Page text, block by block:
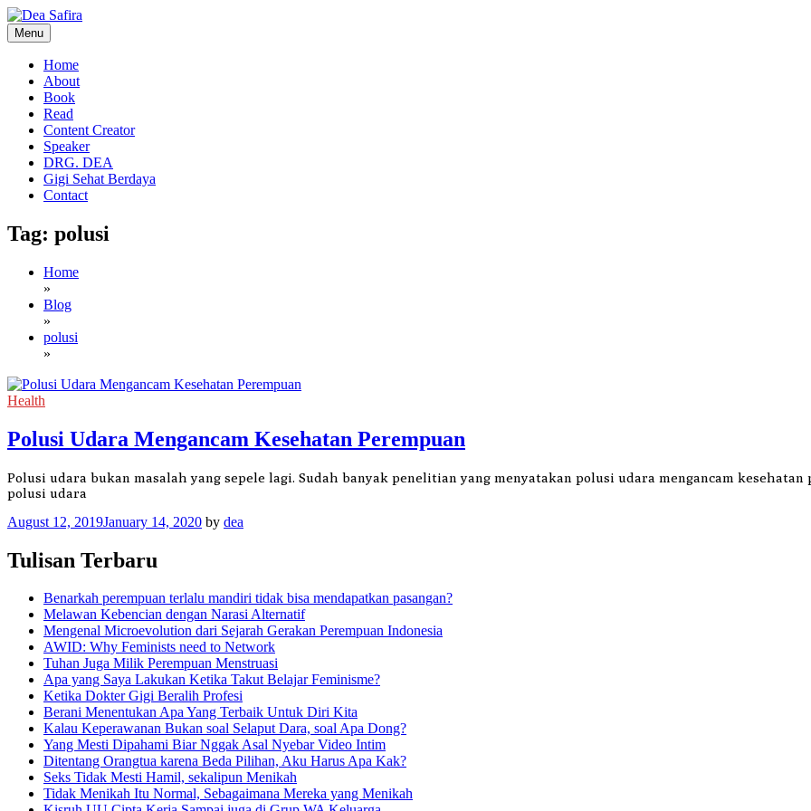
Skip
to
content
Menu
Home
About
Book
Read
Content Creator
Speaker
DRG. DEA
Gigi Sehat Berdaya
Contact
Tag: polusi
Home
»
Blog
»
polusi
»
Health
Polusi Udara Mengancam Kesehatan Perempuan
Polusi udara bukan masalah yang sepele lagi. Sudah banyak penelitian yang menyatakan polusi udara mengancam
polusi udara
August 12, 2019January 14, 2020 by dea
Tulisan Terbaru
Benarkah perempuan terlalu mandiri tidak bisa mendapatkan pasangan?
Melawan Kebencian dengan Narasi Alternatif
Mengenal Microevolution dari Sejarah Gerakan Perempuan Indonesia
AWID: Why Feminists need to Network
Tuhan Juga Milik Perempuan Menstruasi
Apa yang Saya Lakukan Ketika Takut Belajar Feminisme?
Ketika Dokter Gigi Beralih Profesi
Berani Menentukan Apa Yang Terbaik Untuk Diri Kita
Kalau Keperawanan Bukan soal Selaput Dara, soal Apa Dong?
Yang Mesti Dipahami Biar Nggak Asal Nyebar Video Intim
Ditentang Orangtua karena Beda Pilihan, Aku Harus Apa Kak?
Seks Tidak Mesti Hamil, sekalipun Menikah
Tidak Menikah Itu Normal, Sebagaimana Mereka yang Menikah